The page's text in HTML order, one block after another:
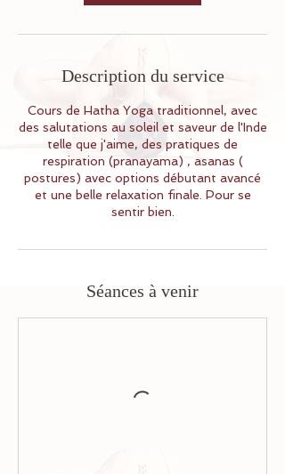
Description du service
Cours de Hatha Yoga traditionnel, avec
des salutations au soleil et saveur de l'Inde
telle que j'aime, des pratiques de
respiration (pranayama) , asanas (
postures) avec options débutant avancé
et une belle relaxation finale. Pour se
sentir bien.
Séances à venir